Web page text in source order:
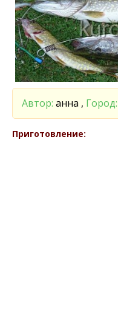
Автор: анна , Город:
Приготовление: